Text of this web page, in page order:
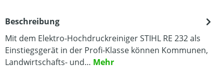
Beschreibung
Mit dem Elektro-Hochdruckreiniger STIHL RE 232 als
Einstiegsgerät in der Profi-Klasse können Kommunen,
Landwirtschafts- und… Mehr